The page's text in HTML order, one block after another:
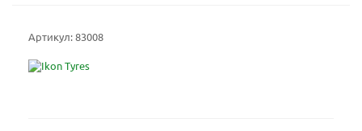
Артикул:83008